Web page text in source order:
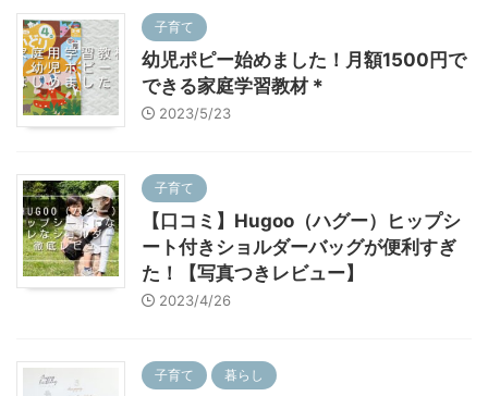
子育て
幼児ポピー始めました！月額1500円で
できる家庭学習教材＊
2023/5/23
子育て
【口コミ】Hugoo（ハグー）ヒップシ
ート付きショルダーバッグが便利すぎ
た！【写真つきレビュー】
2023/4/26
子育て 暮らし